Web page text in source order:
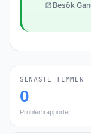
Besök
SENASTE TIMMEN
0
Problemrapporter